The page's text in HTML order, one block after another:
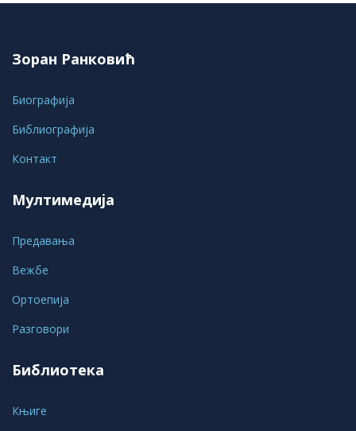
Зоран Ранковић
Биографија
Библиографија
Контакт
Мултимедија
Предавања
Вежбе
Ортоепија
Разговори
Библиотека
Књиге